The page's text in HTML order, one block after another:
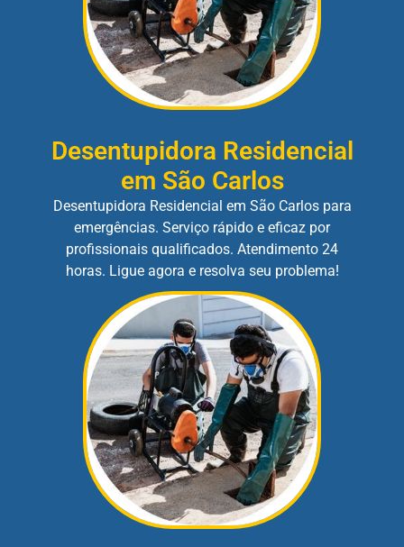
Desentupidora Residencial
em São Carlos
Desentupidora Residencial em São Carlos para
emergências. Serviço rápido e eficaz por
profissionais qualificados. Atendimento 24
horas. Ligue agora e resolva seu problema!